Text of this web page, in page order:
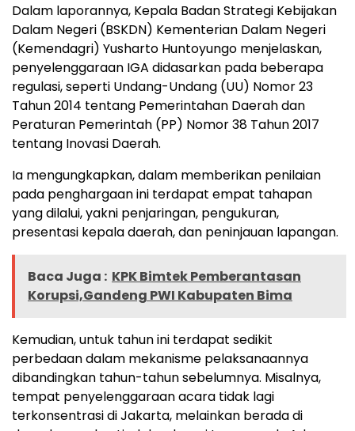
Dalam laporannya, Kepala Badan Strategi Kebijakan
Dalam Negeri (BSKDN) Kementerian Dalam Negeri
(Kemendagri) Yusharto Huntoyungo menjelaskan,
penyelenggaraan IGA didasarkan pada beberapa
regulasi, seperti Undang-Undang (UU) Nomor 23
Tahun 2014 tentang Pemerintahan Daerah dan
Peraturan Pemerintah (PP) Nomor 38 Tahun 2017
tentang Inovasi Daerah.
Ia mengungkapkan, dalam memberikan penilaian
pada penghargaan ini terdapat empat tahapan
yang dilalui, yakni penjaringan, pengukuran,
presentasi kepala daerah, dan peninjauan lapangan.
Baca Juga : KPK Bimtek Pemberantasan
Korupsi,Gandeng PWI Kabupaten Bima
Kemudian, untuk tahun ini terdapat sedikit
perbedaan dalam mekanisme pelaksanaannya
dibandingkan tahun-tahun sebelumnya. Misalnya,
tempat penyelenggaraan acara tidak lagi
terkonsentrasi di Jakarta, melainkan berada di